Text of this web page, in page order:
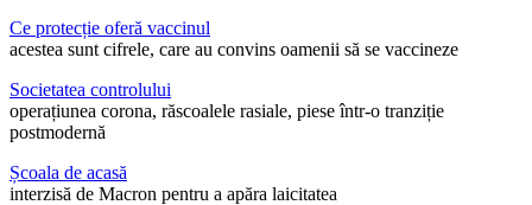
Ce protecție oferă vaccinul
acestea sunt cifrele, care au convins oamenii să se vaccineze
Societatea controlului
operațiunea corona, răscoalele rasiale, piese într-o tranziție
postmodernă
Școala de acasă
interzisă de Macron pentru a apăra laicitatea